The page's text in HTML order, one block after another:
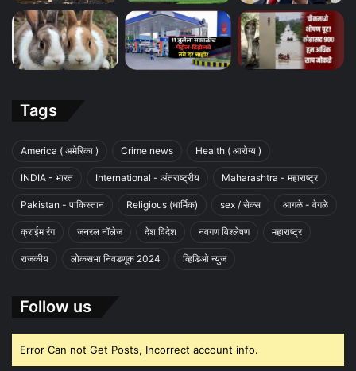
Tags
America ( अमेरिका ) Crime news Health ( आरोग्य )
INDIA - भारत International - अंतराष्ट्रीय Maharashtra - महाराष्ट्र
Pakistan - पाकिस्तान Religious (धार्मिक) sex / सेक्स आगळे - वेगळे
क्राईम रंग जनरल नॉलेज देश विदेश नवगण विश्लेषण महाराष्ट्र
राजकीय लोकसभा निवडणूक 2024 व्हिडिओ न्युज
Follow us
Error Can not Get Posts, Incorrect account info.